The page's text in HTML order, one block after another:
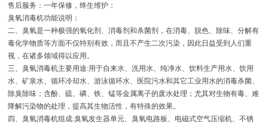
售后服务：一年保修，终生维护：
臭氧消毒机功能说明：
二、臭氧是一种极强的氧化剂、消毒剂和杀菌剂，在消毒、脱色、除味、分解有
毒化学物质等方面不仅特别有效，而且不产生二次污染，因此日益受到人们重
视，在诸多领域得以应用。
三、臭氧消毒机主要用途:用于自来水、洗用水、纯净水、饮料生产用水、饮用
水、矿泉水、循环冷却水、游泳循环水、医院污水和其它工业用水的消毒杀菌、
除臭除味；含酚、硫、磷、铁、锰等金属离子的废水处理；尤其对生物有毒、难
降解污染物的处理，提高其生物活性，有特殊的效果。
四、臭氧消毒机组成:臭氧发生器单元、臭氧电路板、电磁式空气压缩机、不锈